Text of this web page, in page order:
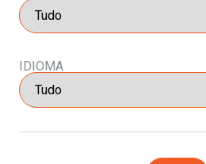
IDIOMA